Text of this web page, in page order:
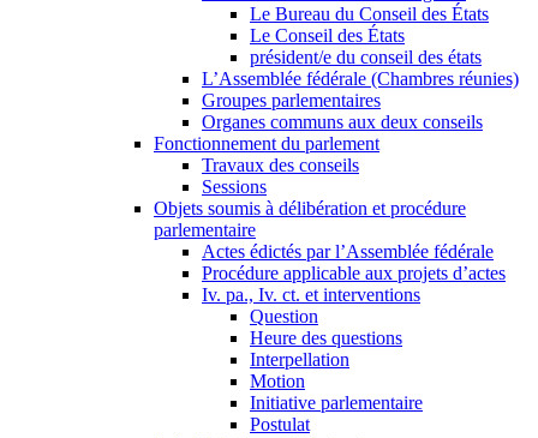
Le Bureau du Conseil des États
Le Conseil des États
président/e du conseil des états
L’Assemblée fédérale (Chambres réunies)
Groupes parlementaires
Organes communs aux deux conseils
Fonctionnement du parlement
Travaux des conseils
Sessions
Objets soumis à délibération et procédure
parlementaire
Actes édictés par l’Assemblée fédérale
Procédure applicable aux projets d’actes
Iv. pa., Iv. ct. et interventions
Question
Heure des questions
Interpellation
Motion
Initiative parlementaire
Postulat